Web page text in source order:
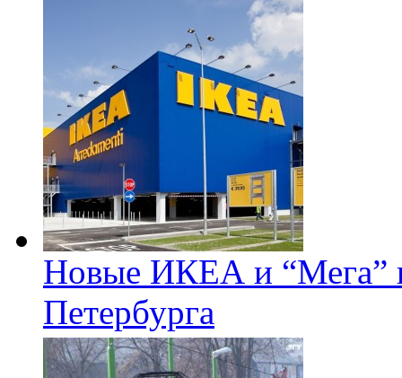
Новые ИКЕА и “Мега”
Петербурга